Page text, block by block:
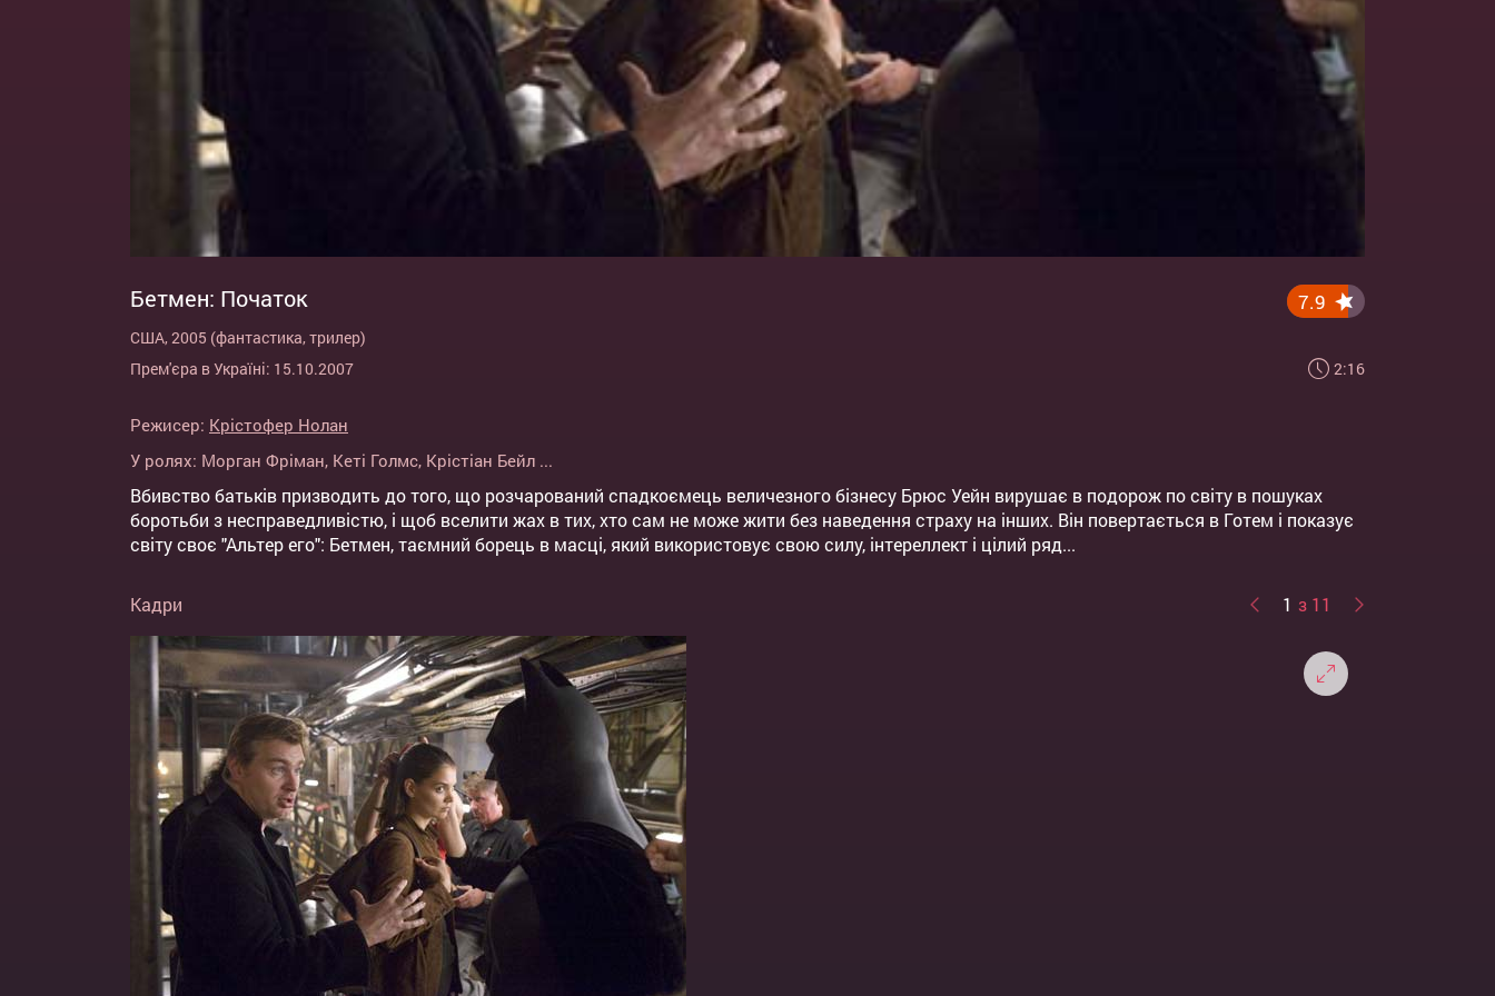
Бетмен: Початок
США, 2005 (фантастика, трилер)
Прем'єра в Україні: 15.10.2007
7.9
2:16
Режисер: Крістофер Нолан
У ролях: Морган Фріман, Кеті Голмс, Крістіан Бейл ...
Вбивство батьків призводить до того, що розчарований спадкоємець величезного бізнесу Брюс Уейн вирушає в подорож по світу в пошуках
боротьби з несправедливістю, і щоб вселити жах в тих, хто сам не може жити без наведення страху на інших. Він повертається в Готем і показує
світу своє "Альтер его": Бетмен, таємний борець в масці, який використовує свою силу, інтереллект і цілий ряд...
Кадри 1 з 11